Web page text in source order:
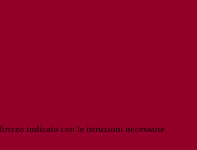
indicato con le istruzioni necessarie.